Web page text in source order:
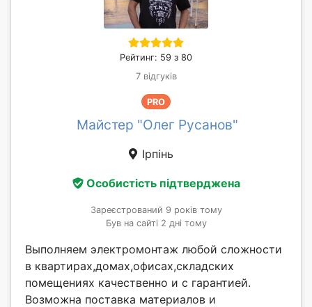
Рейтинг: 59 з 80
7 відгуків
PRO
Майстер "Олег Русанов"
Ірпінь
Особистість підтверджена
Зареєстрований 9 років тому
Був на сайті 2 дні тому
Выполняем электромонтаж любой сложности
в квартирах,домах,офисах,складских
помещениях качественно и с гарантией.
Возможна поставка материалов и